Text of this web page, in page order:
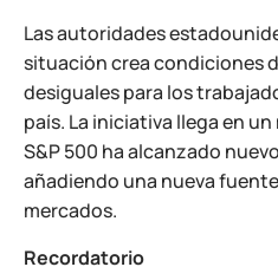
Las autoridades
situación crea condiciones
desiguales para los
país. La iniciativa llega en
S&P 500 ha alcanzado
añadiendo una nueva
mercados.
Recordatorio